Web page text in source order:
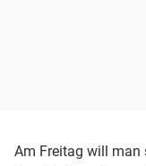
Am Freitag will man